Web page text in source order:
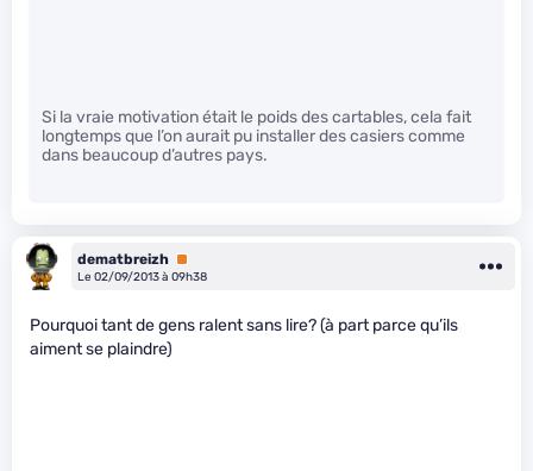
Si la vraie motivation était le poids des cartables, cela fait
longtemps que l’on aurait pu installer des casiers comme
dans beaucoup d’autres pays.
dematbreizh Premium
Le 02/09/2013 à 09h38
Pourquoi tant de gens ralent sans lire? (à part parce qu’ils
aiment se plaindre)